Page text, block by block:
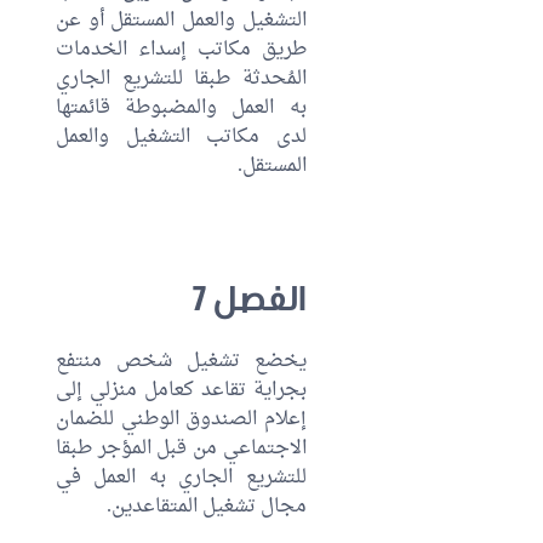
التشغيل والعمل المستقل أو عن
طريق مكاتب إسداء الخدمات
المُحدثة طبقا للتشريع الجاري
به العمل والمضبوطة قائمتها
لدى مكاتب التشغيل والعمل
المستقل.
الفصل 7
يخضع تشغيل شخص منتفع
بجراية تقاعد كعامل منزلي إلى
إعلام الصندوق الوطني للضمان
الاجتماعي من قبل المؤجر طبقا
للتشريع الجاري به العمل في
مجال تشغيل المتقاعدين.